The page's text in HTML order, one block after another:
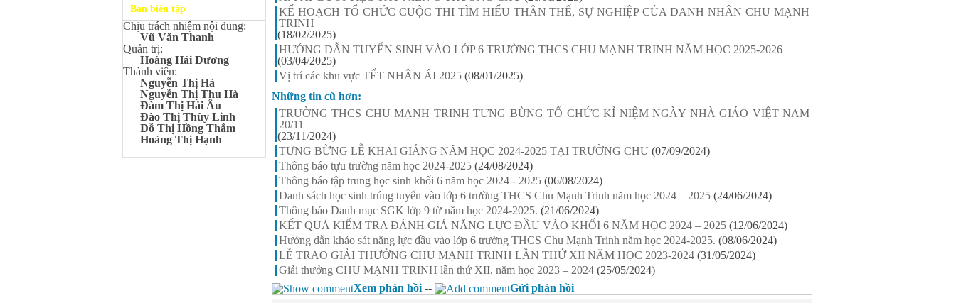
Bùi Quang Minh - Lớp 9A3
Giải Ba kỳ thi chọn HSG cấp
tỉnh môn Toán.
Đinh Anh Thư - Lớp 9A3
Giải Nhì kỳ thi chọn HSG cấp
tỉnh môn Sinh học.
Chu Quang Lượng - Lớp
9A3
Giải Ba kỳ thi chọn HSG cấp
tỉnh môn Toán.
Lê Minh Chiến- Lớp 9A3
Giải Ba kỳ thi chọn HSG cấp
tỉnh môn Sinh học.
Ban biên tập
Chịu trách nhiệm nội dung:
Vũ Văn Thanh
Quản trị:
Hoàng Hải Dương
Thành viên:
Nguyễn Thị Hà
Nguyễn Thị Thu Hà
Đàm Thị Hải Âu
Đào Thị Thùy Linh
Đỗ Thị Hồng Thắm
Hoàng Thị Hạnh
KẾ HOẠCH TỔ CHỨC CUỘC THI TÌM HIỂU THÂN THẾ, SỰ NGHIỆP CỦA DANH NHÂN CHU MẠNH
TRINH
(18/02/2025)
HƯỚNG DẪN TUYỂN SINH VÀO LỚP 6 TRƯỜNG THCS CHU MẠNH TRINH NĂM HỌC 2025-2026
(03/04/2025)
Vị trí các khu vực TẾT NHÂN ÁI 2025 (08/01/2025)
Những tin cũ hơn:
TRƯỜNG THCS CHU MẠNH TRINH TƯNG BỪNG TỔ CHỨC KỈ NIỆM NGÀY NHÀ GIÁO VIỆT NAM
20/11
(23/11/2024)
TƯNG BỪNG LỄ KHAI GIẢNG NĂM HỌC 2024-2025 TẠI TRƯỜNG CHU (07/09/2024)
Thông báo tựu trường năm học 2024-2025 (24/08/2024)
Thông báo tập trung học sinh khối 6 năm học 2024 - 2025 (06/08/2024)
Danh sách học sinh trúng tuyển vào lớp 6 trường THCS Chu Mạnh Trinh năm học 2024 – 2025 (24/06/2024)
Thông báo Danh mục SGK lớp 9 từ năm học 2024-2025. (21/06/2024)
KẾT QUẢ KIỂM TRA ĐÁNH GIÁ NĂNG LỰC ĐẦU VÀO KHỐI 6 NĂM HỌC 2024 – 2025 (12/06/2024)
Hướng dẫn khảo sát năng lực đầu vào lớp 6 trường THCS Chu Mạnh Trinh năm học 2024-2025. (08/06/2024)
LỄ TRAO GIẢI THƯỞNG CHU MẠNH TRINH LẦN THỨ XII NĂM HỌC 2023-2024 (31/05/2024)
Giải thưởng CHU MẠNH TRINH lần thứ XII, năm học 2023 – 2024 (25/05/2024)
Xem phản hồi -- Gửi phản hồi